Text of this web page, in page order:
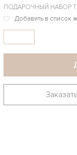
ПОДАРОЧНЫЙ НАБОР